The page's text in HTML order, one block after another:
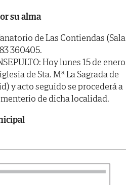
su alma
de Las Contiendas (Sala
360405.
Hoy lunes 15 de
de Sta. Mª La Sagrada de
y acto seguido se procederá a
de dicha localidad.